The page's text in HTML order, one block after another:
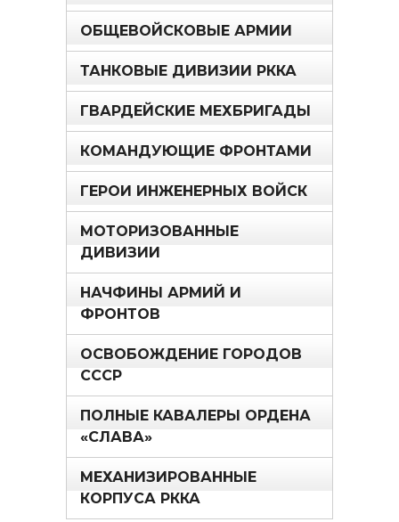
ОБЩЕВОЙСКОВЫЕ АРМИИ
ТАНКОВЫЕ ДИВИЗИИ РККА
ГВАРДЕЙСКИЕ МЕХБРИГАДЫ
КОМАНДУЮЩИЕ ФРОНТАМИ
ГЕРОИ ИНЖЕНЕРНЫХ ВОЙСК
МОТОРИЗОВАННЫЕ
ДИВИЗИИ
НАЧФИНЫ АРМИЙ И
ФРОНТОВ
ОСВОБОЖДЕНИЕ ГОРОДОВ
СССР
ПОЛНЫЕ КАВАЛЕРЫ ОРДЕНА
«СЛАВА»
МЕХАНИЗИРОВАННЫЕ
КОРПУСА РККА